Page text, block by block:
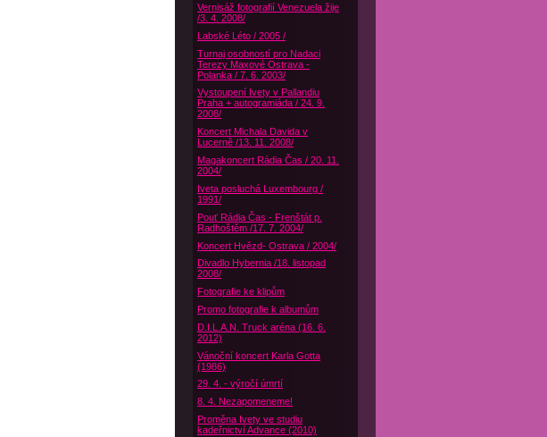
Vernisáž fotografií Venezuela žije
/3. 4. 2008/
Labské Léto / 2005 /
Turnaj osobností pro Nadaci
Terezy Maxové Ostrava -
Polanka / 7. 6. 2003/
Vystoupení Ivety v Pallandiu
Praha + autogramiáda / 24. 9.
2008/
Koncert Michala Davida v
Lucerně /13. 11. 2008/
Magakoncert Rádia Čas / 20. 11.
2004/
Iveta posluchá Luxembourg /
1991/
Pouť Rádia Čas - Frenštát p.
Radhoštěm /17. 7. 2004/
Koncert Hvězd- Ostrava / 2004/
Divadlo Hybernia /18. listopad
2008/
Fotografie ke klipům
Promo fotografie k albumům
D.I.L.A.N. Truck aréna (16. 6.
2012)
Vánoční koncert Karla Gotta
(1986)
29. 4. - výročí úmrtí
8. 4. Nezapomeneme!
Proměna Ivety ve studiu
kadeřnictví Advance (2010)